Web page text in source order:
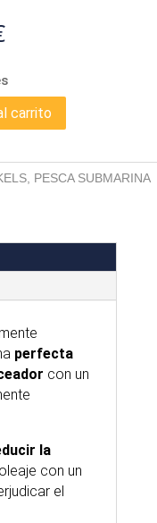
carrito
PESCA SUBMARINA
perfecta
con un
la
con un
el